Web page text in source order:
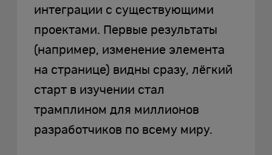
интеграции с существующими
проектами. Первые результаты
(например, изменение элемента
на странице) видны сразу, лёгкий
старт в изучении стал
трамплином для миллионов
разработчиков по всему миру.